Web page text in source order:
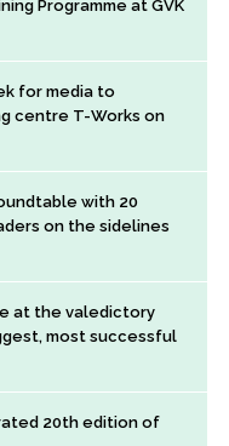
Programme at GVK
for media to
centre T-Works on
with 20
on the sidelines
at the valedictory
most successful
20th edition of